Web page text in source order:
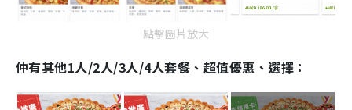
點擊圖片放大
仲有其他1人/2人/3人/4人套餐、超值優惠、選擇 ：